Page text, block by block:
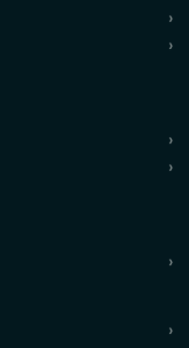
›
›
›
›
›
›